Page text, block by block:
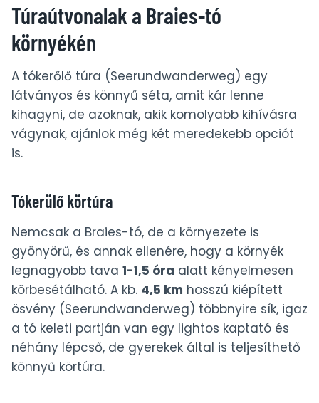
Túraútvonalak a Braies-tó
környékén
A tókerőlő túra (Seerundwanderweg) egy
látványos és könnyű séta, amit kár lenne
kihagyni, de azoknak, akik komolyabb kihívásra
vágynak, ajánlok még két meredekebb opciót
is.
Tókerülő körtúra
Nemcsak a Braies-tó, de a környezete is
gyönyörű, és annak ellenére, hogy a környék
legnagyobb tava 1-1,5 óra alatt kényelmesen
körbesétálható. A kb. 4,5 km hosszú kiépített
ösvény (Seerundwanderweg) többnyire sík, igaz
a tó keleti partján van egy lightos kaptató és
néhány lépcső, de gyerekek által is teljesíthető
könnyű körtúra.